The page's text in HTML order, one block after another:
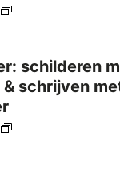
schilderen
schrijven